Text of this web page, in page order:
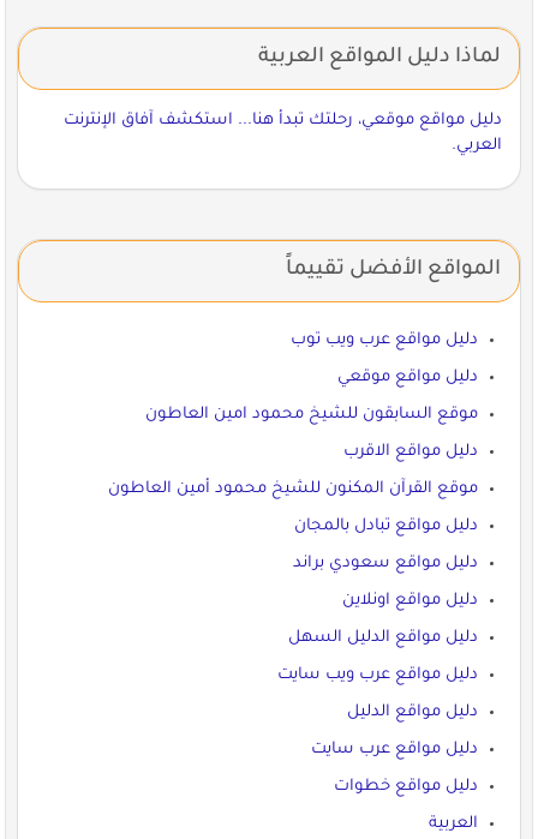
لماذا دليل المواقع العربية
دليل مواقع موقعي، رحلتك تبدأ هنا... استكشف آفاق الإنترنت
العربي.
المواقع الأفضل تقييماً
دليل مواقع عرب ويب توب
دليل مواقع موقعي
موقع السابقون للشيخ محمود امين العاطون
دليل مواقع الاقرب
موقع القرآن المكنون للشيخ محمود أمين العاطون
دليل مواقع تبادل بالمجان
دليل مواقع سعودي براند
دليل مواقع اونلاين
دليل مواقع الدليل السهل
دليل مواقع عرب ويب سايت
دليل مواقع الدليل
دليل مواقع عرب سايت
دليل مواقع خطوات
العربية